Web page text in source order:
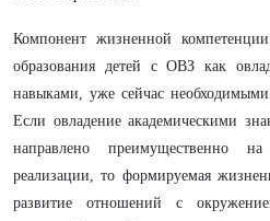
Компонент жизненной компетенции
образования детей с ОВЗ как
навыками, уже сейчас
Если овладение академическими
направлено преимущественно
реализации, то формируемая
развитие отношений с